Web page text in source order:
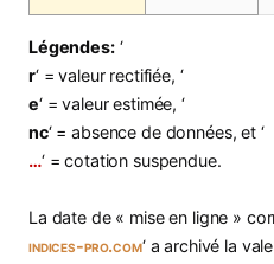
Légendes:‘
r‘ = valeur rectifiée, ‘
e‘ = valeur estimée, ‘
nc‘ = absence de données, et ‘
…‘ = cotation suspendue.
La date de « mise en ligne »
indices-pro.com‘ a archivé la